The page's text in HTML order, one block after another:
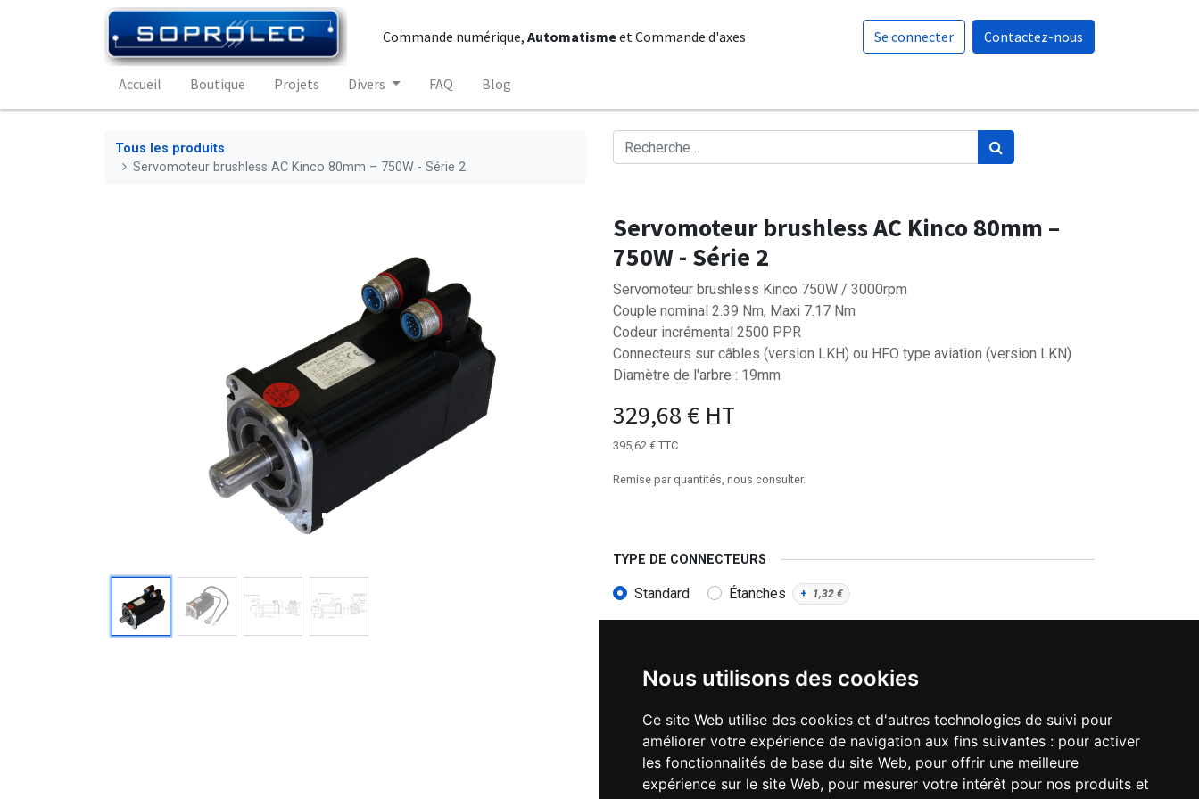
Nous utilisons des cookies
Ce site Web utilise des cookies et d'autres technologies de suivi pour
améliorer votre expérience de navigation aux fins suivantes : pour activer
les fonctionnalités de base du site Web, pour offrir une meilleure
expérience sur le site Web, pour mesurer votre intérêt pour nos produits et
Commande numérique,Automatismeet Commande d'axes Se connecter Contactez-nous
Accueil Boutique Projets Divers FAQ Blog
Tous les produits
Servomoteur brushless AC Kinco 80mm – 750W - Série 2
Servomoteur brushless AC Kinco 80mm –
750W - Série 2
Servomoteur brushless Kinco 750W / 3000rpm
Couple nominal 2.39 Nm, Maxi 7.17 Nm
Codeur incrémental 2500 PPR
Connecteurs sur câbles (version LKH) ou HFO type aviation (version LKN)
Diamètre de l'arbre : 19mm
329,68 € HT
395,62 € TTC
Remise par quantités, nous consulter.
TYPE DE CONNECTEURS
Standard Étanches + 1,32 €
AJOUTER AU PANIER
Téléchargements :
3D file - SMH80S-0075-30AAK-3LKN